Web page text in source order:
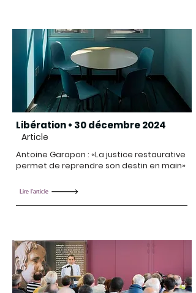
Libération • 30 décembre 2024
Article
Antoine Garapon : «La justice restaurative
permet de reprendre son destin en main»
Lire l'article